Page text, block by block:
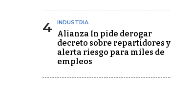
4 INDUSTRIA
Alianza In pide derogar
decreto sobre repartidores y
alerta riesgo para miles de
empleos